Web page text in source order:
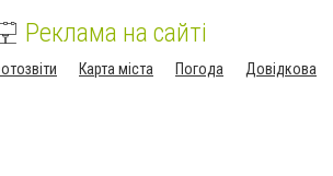
Реклама на сайті
Карта міста Погода
Довідкова